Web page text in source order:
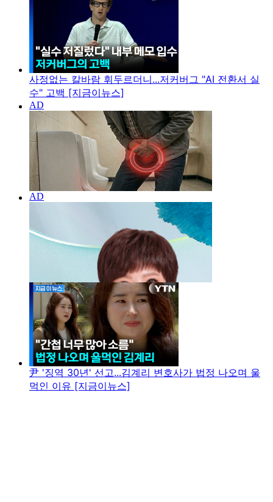
사정없는 칼바람 휘두르더니...저커버그 "AI 전환서 실
수" 고백 [지금이뉴스]
尹 '징역 30년' 선고...김계리 변호사가 법정 나오며 울
먹인 이유 [지금이뉴스]